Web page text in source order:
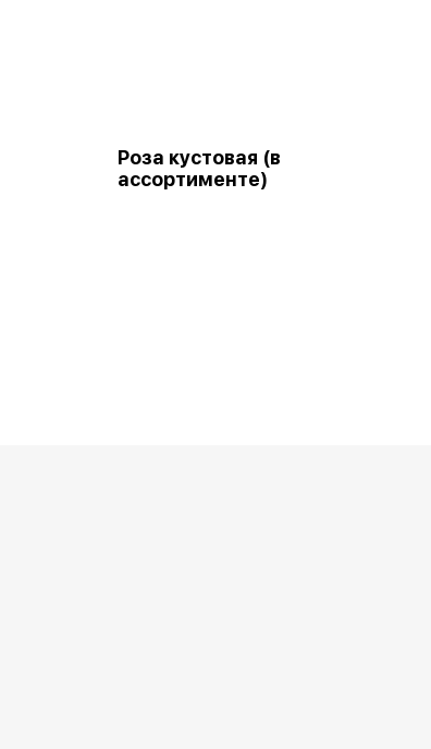
Роза кустовая (в
ассортименте)